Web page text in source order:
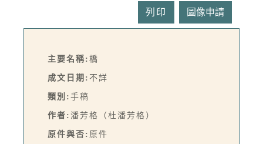
列印
主要名稱: 橋
成文日期: 不詳
類別: 手稿
作者: 潘芳格（杜潘芳格）
原件與否: 原件